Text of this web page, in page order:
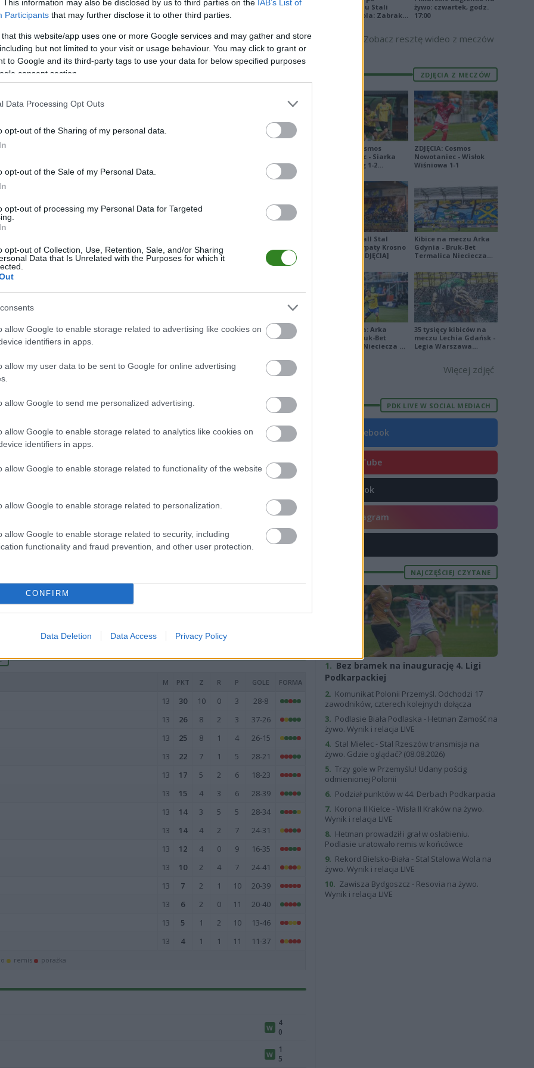
This information may also be disclosed by us to third parties on the IAB’s List of
Participants that may further disclose it to other third parties.
that this website/app uses one or more Google services and may gather and store
but not limited to your visit or usage behaviour. You may click to grant or
to Google and its third-party tags to use your data for below specified purposes
consent section.
Data Processing Opt Outs
opt-out of the Sharing of my personal data.
opt-out of the Sale of my Personal Data.
opt-out of processing my Personal Data for Targeted
opt-out of Collection, Use, Retention, Sale, and/or Sharing
Data that Is Unrelated with the Purposes for which it
allow Google to enable storage related to advertising like cookies on
identifiers in apps.
allow my user data to be sent to Google for online advertising
allow Google to send me personalized advertising.
allow Google to enable storage related to analytics like cookies on
identifiers in apps.
allow Google to enable storage related to functionality of the website
allow Google to enable storage related to personalization.
allow Google to enable storage related to security, including
functionality and fraud prevention, and other user protection.
CONFIRM
Data Deletion Data Access Privacy Policy
26 66 22 0 4 71-19
26 64 21 1 4 76-22
26 67-70
38-48
26 30 9 52-58
26 23 6 5 32-63
13 39 13 0 0 50-7
13 25 31-20
24 7 29-14
32-18
13 22 7 30-24
39-31
27-17
24-18
13 20 6 2 33-33
13 8 2 2 9 26-46
M PKT Z R P GOLE FORMA
13 30 10 0 3 28-8
13 26 8 2 3 37-26
13 25 8 1 4 26-15
13 22 7 1 5 28-21
13 17 5 2 6 18-23
13 15 4 3 6 28-39
13 14 3 5 5 28-34
13 14 4 2 7 24-31
13 12 4 0 9 16-35
13 10 2 4 7 24-41
13 7 2 1 10 20-39
13 6 2 0 11 20-40
13 5 1 2 10 13-46
13 4 1 1 11 11-37
remis porażka
W
4
0
W
1
5
odpadnięciu Stali
Stalowa Wola: Zabrakło
żywo: czwartek, godz.
17:00
Zobacz resztę wideo z meczów
ZDJĘCIA Z MECZÓW
ZDJĘCIA: Cosmos
Nowotaniec - Siarka
Tarnobrzeg 1-2
ZDJĘCIA: Cosmos
Nowotaniec - Wisłok
Wiśniowa 1-1
Derby Ekoball Stal
Sanok - Karpaty Krosno
na remis [ZDJĘCIA]
Kibice na meczu Arka
Gdynia - Bruk-Bet
Termalica Nieciecza
Ekstraklasa: Arka
Gdynia - Bruk-Bet
Termalica Nieciecza 2-
35 tysięcy kibiców na
meczu Lechia Gdańsk -
Legia Warszawa
Więcej zdjęć
PDK LIVE W SOCIAL MEDIACH
Facebook
YouTube
TikTok
Instagram
NAJCZĘŚCIEJ CZYTANE
1. Bez bramek na inaugurację 4. Ligi
Podkarpackiej
2. Komunikat Polonii Przemyśl. Odchodzi 17
zawodników, czterech kolejnych dołącza
3. Podlasie Biała Podlaska - Hetman Zamość na
żywo. Wynik i relacja LIVE
4. Stal Mielec - Stal Rzeszów transmisja na
żywo. Gdzie oglądać? (08.08.2026)
5. Trzy gole w Przemyślu! Udany pościg
odmienionej Polonii
6. Podział punktów w 44. Derbach Podkarpacia
7. Korona II Kielce - Wisła II Kraków na żywo.
Wynik i relacja LIVE
8. Hetman prowadził i grał w osłabieniu.
Podlasie uratowało remis w końcówce
9. Rekord Bielsko-Biała - Stal Stalowa Wola na
żywo. Wynik i relacja LIVE
10. Zawisza Bydgoszcz - Resovia na żywo.
Wynik i relacja LIVE